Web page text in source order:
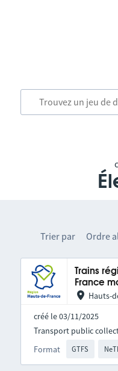
Trier par Ordre
Trains
France
Hauts-
créé le 03/11/2025
Format GTFS
Transport public